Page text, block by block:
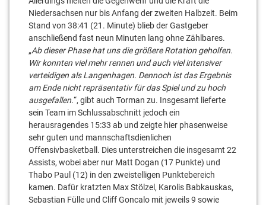
Niedersachsen nur bis Anfang der zweiten Halbzeit. Beim
Stand von 38:41 (21. Minute) blieb der Gastgeber
anschließend fast neun Minuten lang ohne Zählbares.
„Ab dieser Phase hat uns die größere Rotation geholfen.
Wir konnten viel mehr rennen und auch viel intensiver
verteidigen als Langenhagen. Dennoch ist das Ergebnis
am Ende nicht repräsentativ für das Spiel und zu hoch
ausgefallen.“, gibt auch Torman zu. Insgesamt lieferte
sein Team im Schlussabschnitt jedoch ein
herausragendes 15:33 ab und zeigte hier phasenweise
sehr guten und mannschaftsdienlichen
Offensivbasketball. Dies unterstreichen die insgesamt 22
Assists, wobei aber nur Matt Dogan (17 Punkte) und
Thabo Paul (12) in den zweistelligen Punktebereich
kamen. Dafür kratzten Max Stölzel, Karolis Babkauskas,
Sebastian Fülle und Cliff Goncalo mit jeweils 9 sowie